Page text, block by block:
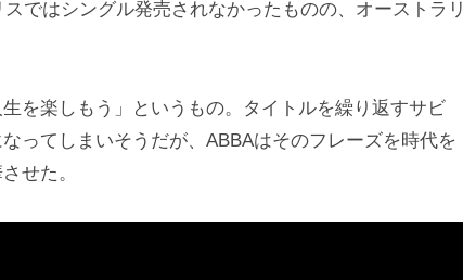
ではシングル発売されなかったものの、オーストラリ
を楽しもう」というもの。タイトルを繰り返すサビ
ってしまいそうだが、ABBAはそのフレーズを時代を
せた。